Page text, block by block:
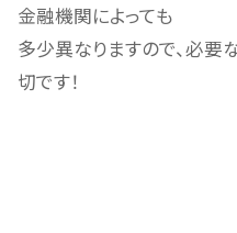
金融機関によっても
多少異なりますので、必要
切です！